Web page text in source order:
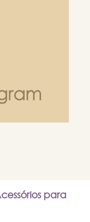
para